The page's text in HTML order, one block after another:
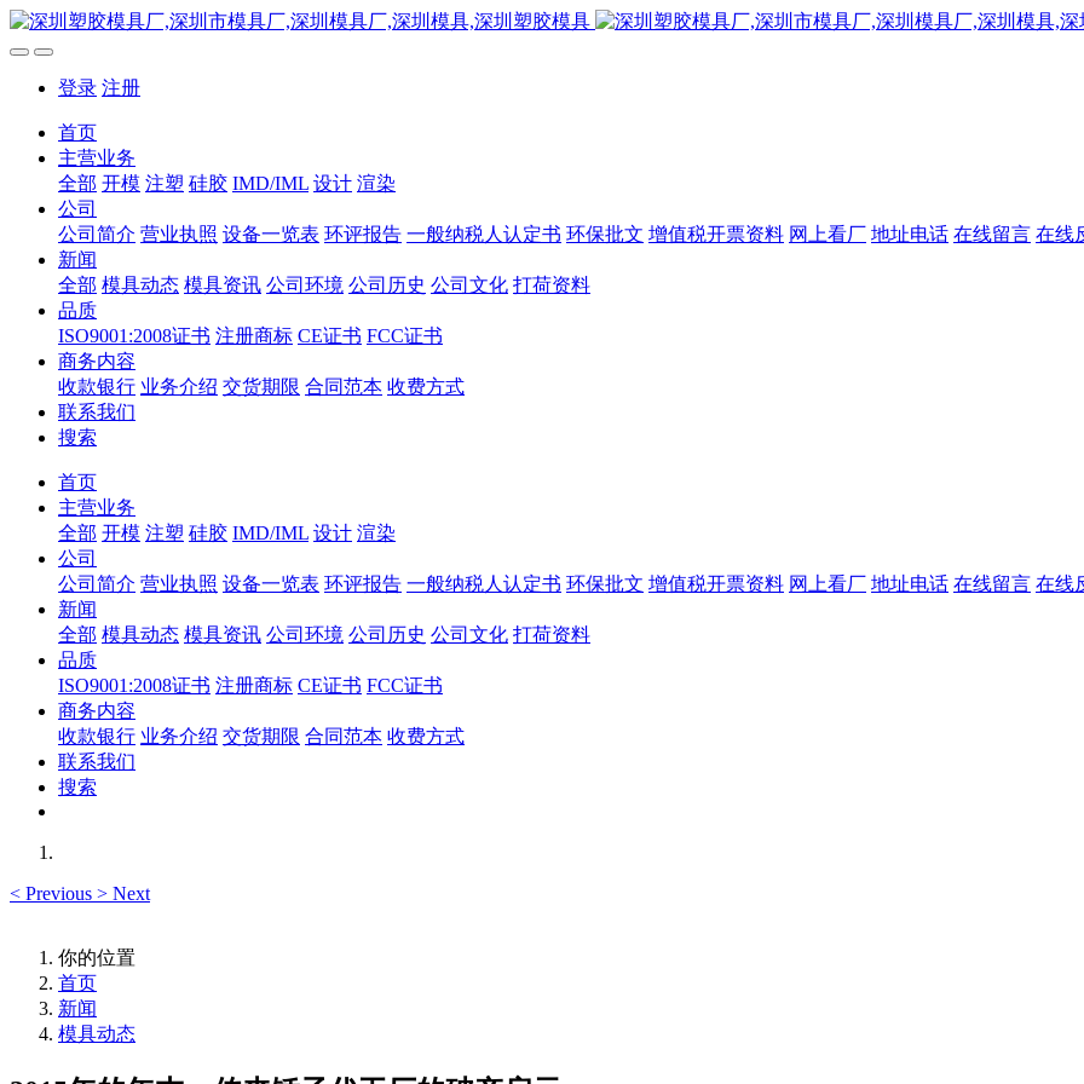
登录 注册
首页
主营业务
全部 开模 注塑 硅胶 IMD/IML 设计 渲染
公司
公司简介 营业执照 设备一览表 环评报告 一般纳税人认定书 环保批文 增值税开票资料 网上看厂 地址电话 在线留言 在线
新闻
全部 模具动态 模具资讯 公司环境 公司历史 公司文化 打荷资料
品质
ISO9001:2008证书 注册商标 CE证书 FCC证书
商务内容
收款银行 业务介绍 交货期限 合同范本 收费方式
联系我们
搜索
首页
主营业务
全部 开模 注塑 硅胶 IMD/IML 设计 渲染
公司
公司简介 营业执照 设备一览表 环评报告 一般纳税人认定书 环保批文 增值税开票资料 网上看厂 地址电话 在线留言 在线
新闻
全部 模具动态 模具资讯 公司环境 公司历史 公司文化 打荷资料
品质
ISO9001:2008证书 注册商标 CE证书 FCC证书
商务内容
收款银行 业务介绍 交货期限 合同范本 收费方式
联系我们
搜索
< Previous > Next
你的位置
首页
新闻
模具动态